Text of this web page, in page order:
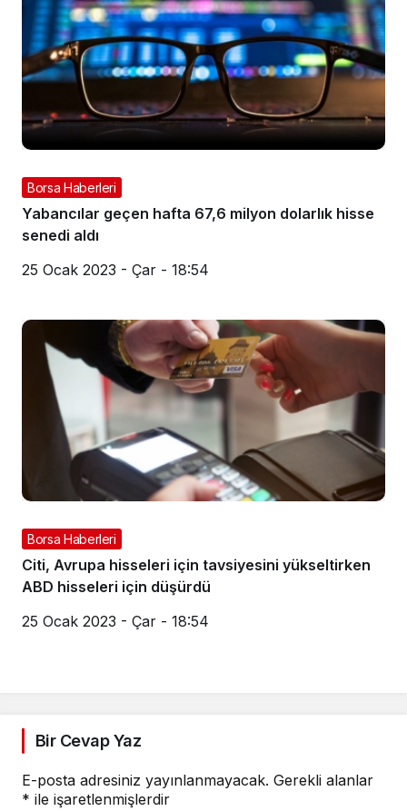
Borsa Haberleri
Yabancılar geçen hafta 67,6 milyon dolarlık hisse
senedi aldı
25 Ocak 2023 - Çar - 18:54
Borsa Haberleri
Citi, Avrupa hisseleri için tavsiyesini yükseltirken
ABD hisseleri için düşürdü
25 Ocak 2023 - Çar - 18:54
Bir Cevap Yaz
E-posta adresiniz yayınlanmayacak. Gerekli alanlar
* ile işaretlenmişlerdir